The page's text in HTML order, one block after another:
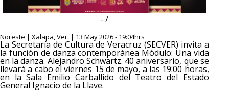
- /
Noreste | Xalapa, Ver. | 13 May 2026 - 19:04hrs
La Secretaría de Cultura de Veracruz (SECVER) invita a
la función de danza contemporánea Módulo: Una vida
en la danza. Alejandro Schwartz. 40 aniversario, que se
llevará a cabo el viernes 15 de mayo, a las 19:00 horas,
en la Sala Emilio Carballido del Teatro del Estado
General Ignacio de la Llave.